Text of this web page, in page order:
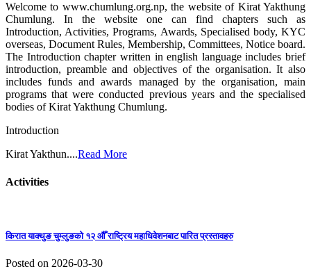
Welcome to www.chumlung.org.np, the website of Kirat Yakthung
Chumlung. In the website one can find chapters such as
Introduction, Activities, Programs, Awards, Specialised body, KYC
overseas, Document Rules, Membership, Committees, Notice board.
The Introduction chapter written in english language includes brief
introduction, preamble and objectives of the organisation. It also
includes funds and awards managed by the organisation, main
programs that were conducted previous years and the specialised
bodies of Kirat Yakthung Chumlung.
Introduction
Kirat Yakthun....Read More
Activities
किरात याक्थुङ चुम्लुङको १२ औँ राष्ट्रिय महाधिवेशनबाट पारित प्रस्तावहरु
Posted on 2026-03-30